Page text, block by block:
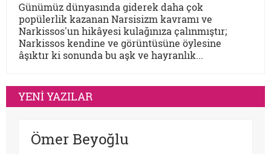
Günümüz dünyasında giderek daha çok
popülerlik kazanan Narsisizm kavramı ve
Narkissos'un hikâyesi kulağınıza çalınmıştır;
Narkissos kendine ve görüntüsüne öylesine
âşıktır ki sonunda bu aşk ve hayranlık...
YENİ YAZILAR
Ömer Beyoğlu